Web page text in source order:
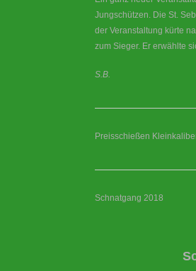
Jungschützen. Die St.
der Veranstaltung kürte
zum Sieger. Er erwählte
S.B.
Preisschießen
Schnatgang 2018